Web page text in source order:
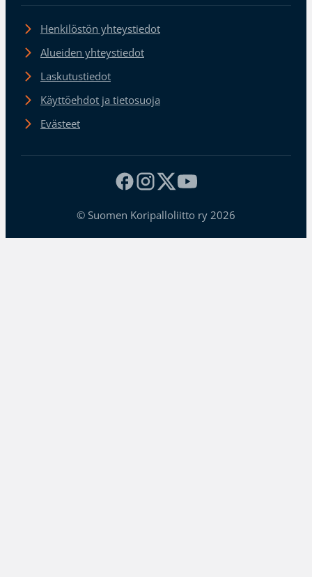
Henkilöstön yhteystiedot
Alueiden yhteystiedot
Laskutustiedot
Käyttöehdot ja tietosuoja
Evästeet
© Suomen Koripalloliitto ry 2026